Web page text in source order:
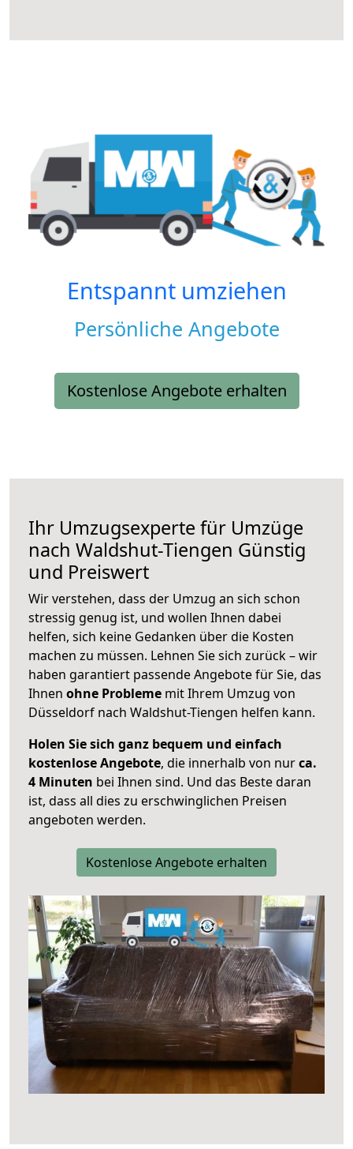
Entspannt umziehen
Persönliche Angebote
Kostenlose Angebote erhalten
Ihr Umzugsexperte für Umzüge
nach Waldshut-Tiengen Günstig
und Preiswert
Wir verstehen, dass der Umzug an sich schon
stressig genug ist, und wollen Ihnen dabei
helfen, sich keine Gedanken über die Kosten
machen zu müssen. Lehnen Sie sich zurück – wir
haben garantiert passende Angebote für Sie, das
Ihnen ohne Probleme mit Ihrem Umzug von
Düsseldorf nach Waldshut-Tiengen helfen kann.
Holen Sie sich ganz bequem und einfach
kostenlose Angebote, die innerhalb von nurca.
4 Minuten bei Ihnen sind. Und das Beste daran
ist, dass all dies zu erschwinglichen Preisen
angeboten werden.
Kostenlose Angebote erhalten